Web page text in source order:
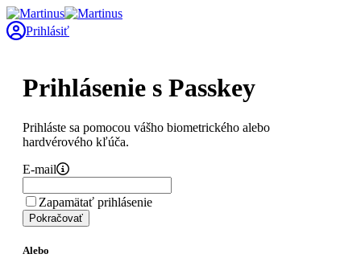
Prihlásiť
Prihlásenie s Passkey
Prihláste sa pomocou vášho biometrického alebo
hardvérového kľúča.
E-mail
Zapamätať prihlásenie
Pokračovať
Alebo